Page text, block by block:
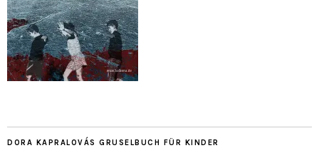
DORA KAPRALOVÁS GRUSELBUCH FÜR KINDER